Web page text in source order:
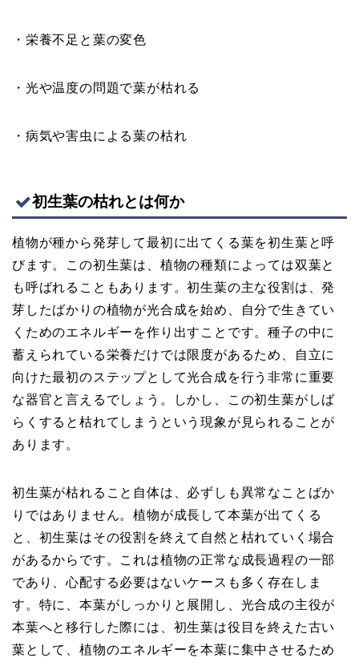
・栄養不足と葉の変色
・光や温度の問題で葉が枯れる
・病気や害虫による葉の枯れ
初生葉の枯れとは何か
植物が種から発芽して最初に出てくる葉を初生葉と呼
びます。この初生葉は、植物の種類によっては双葉と
も呼ばれることもあります。初生葉の主な役割は、発
芽したばかりの植物が光合成を始め、自分で生きてい
くためのエネルギーを作り出すことです。種子の中に
蓄えられている栄養だけでは限度があるため、自立に
向けた最初のステップとして光合成を行う非常に重要
な器官と言えるでしょう。しかし、この初生葉がしば
らくすると枯れてしまうという現象が見られることが
あります。
初生葉が枯れること自体は、必ずしも異常なことばか
りではありません。植物が成長して本葉が出てくる
と、初生葉はその役割を終えて自然と枯れていく場合
があるからです。これは植物の正常な成長過程の一部
であり、心配する必要はないケースも多く存在しま
す。特に、本葉がしっかりと展開し、光合成の主役が
本葉へと移行した際には、初生葉は役目を終えた古い
葉として、植物のエネルギーを本葉に集中させるため